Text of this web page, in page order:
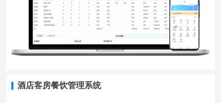
酒店客房餐饮管理系统